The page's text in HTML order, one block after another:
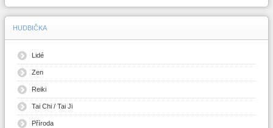
HUDBIČKA
Lidé
Zen
Reiki
Tai Chi / Tai Ji
Příroda